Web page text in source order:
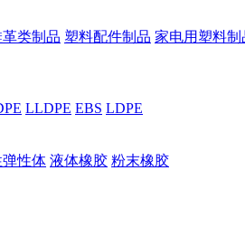
革类制品 塑料配件制品 家电用塑料制
LLDPE EBS LDPE
性体 液体橡胶 粉末橡胶